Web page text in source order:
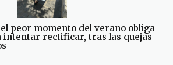
peor momento del verano obliga
intentar rectificar, tras las quejas